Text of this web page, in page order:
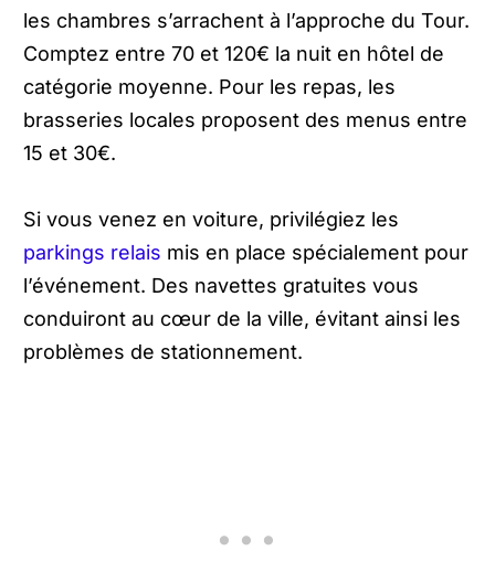
les chambres s’arrachent à l’approche du Tour.
Comptez entre 70 et 120€ la nuit en hôtel de
catégorie moyenne. Pour les repas, les
brasseries locales proposent des menus entre
15 et 30€.
Si vous venez en voiture, privilégiez les
parkings relais mis en place spécialement pour
l’événement. Des navettes gratuites vous
conduiront au cœur de la ville, évitant ainsi les
problèmes de stationnement.